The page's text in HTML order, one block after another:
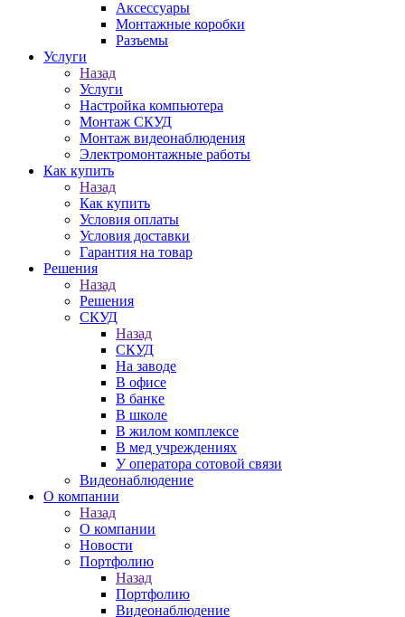
Аксессуары
Монтажные коробки
Разъемы
Услуги
Назад
Услуги
Настройка компьютера
Монтаж СКУД
Монтаж видеонаблюдения
Электромонтажные работы
Как купить
Назад
Как купить
Условия оплаты
Условия доставки
Гарантия на товар
Решения
Назад
Решения
СКУД
Назад
СКУД
На заводе
В офисе
В банке
В школе
В жилом комплексе
В мед учреждениях
У оператора сотовой связи
Видеонаблюдение
О компании
Назад
О компании
Новости
Портфолию
Назад
Портфолию
Видеонаблюдение